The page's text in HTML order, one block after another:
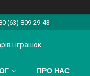
(63) 809-29-43
і іграшок
ПРО НАС